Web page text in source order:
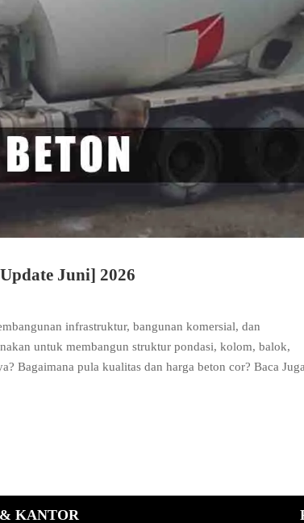
Juni] 2026
infrastruktur, bangunan komersial, dan
untuk membangun struktur pondasi, kolom, balok,
Bagaimana pula kualitas dan harga beton cor? Baca
KANTOR